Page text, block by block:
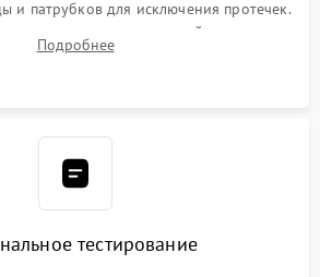
и патрубков для исключения протечек.
хомутов гидравлической системы,
и установка датчика поплавка.
Подробнее
тестирование